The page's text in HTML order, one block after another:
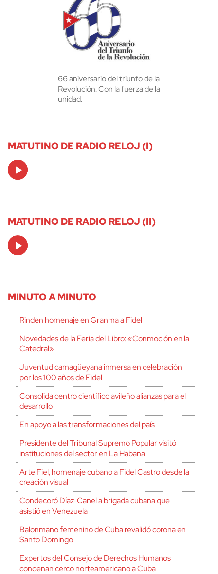
66 aniversario del triunfo de la
Revolución. Con la fuerza de la
unidad.
MATUTINO DE RADIO RELOJ (I)
Audio
Player
MATUTINO DE RADIO RELOJ (II)
Audio
Player
MINUTO A MINUTO
Rinden homenaje en Granma a Fidel
Novedades de la Feria del Libro: «Conmoción en la
Catedral»
Juventud camagüeyana inmersa en celebración
por los 100 años de Fidel
Consolida centro científico avileño alianzas para el
desarrollo
En apoyo a las transformaciones del país
Presidente del Tribunal Supremo Popular visitó
instituciones del sector en La Habana
Arte Fiel, homenaje cubano a Fidel Castro desde la
creación visual
Condecoró Díaz-Canel a brigada cubana que
asistió en Venezuela
Balonmano femenino de Cuba revalidó corona en
Santo Domingo
Expertos del Consejo de Derechos Humanos
condenan cerco norteamericano a Cuba